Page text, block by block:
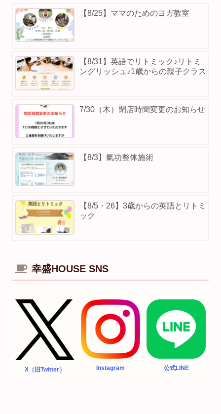
【8/25】ママのためのヨガ教室
【8/31】英語でリトミック♪リトミ
ングリッシュ♪1歳からの親子クラス
7/30（木）閉店時間変更のお知らせ
【8/3】⁡氣功整体施術
【8/5・26】3歳からの英語とリトミ
ック
幸盛HOUSE SNS
X（旧Twitter） Instagram 公式LINE